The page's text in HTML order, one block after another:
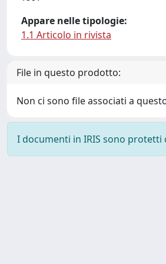
Appare nelle tipologie:
1.1 Articolo in rivista
File in questo prodotto:
Non ci sono file associati a
I documenti in IRIS sono